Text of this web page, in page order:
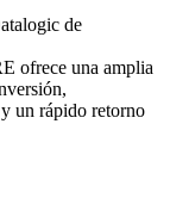
de
ofrece una amplia
un rápido retorno